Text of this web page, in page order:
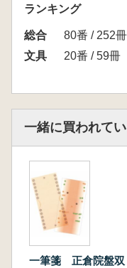
ランキング
総合
80番 / 252冊
文具
20番 / 59冊
一緒に買われて
一筆箋 正倉院盤双